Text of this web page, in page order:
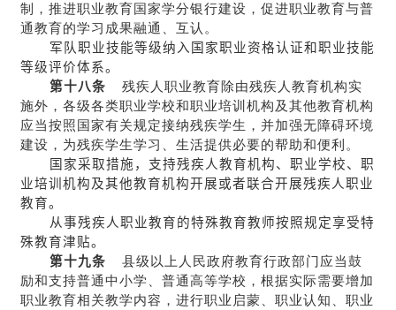
制，推进职业教育国家学分银行建设，促进职业教育与普
通教育的学习成果融通、互认。
军队职业技能等级纳入国家职业资格认证和职业技能
等级评价体系。
第十八条 残疾人职业教育除由残疾人教育机构实
施外，各级各类职业学校和职业培训机构及其他教育机构
应当按照国家有关规定接纳残疾学生，并加强无障碍环境
建设，为残疾学生学习、生活提供必要的帮助和便利。
国家采取措施，支持残疾人教育机构、职业学校、职
业培训机构及其他教育机构开展或者联合开展残疾人职业
教育。
从事残疾人职业教育的特殊教育教师按照规定享受特
殊教育津贴。
第十九条 县级以上人民政府教育行政部门应当鼓
励和支持普通中小学、普通高等学校，根据实际需要增加
职业教育相关教学内容，进行职业启蒙、职业认知、职业